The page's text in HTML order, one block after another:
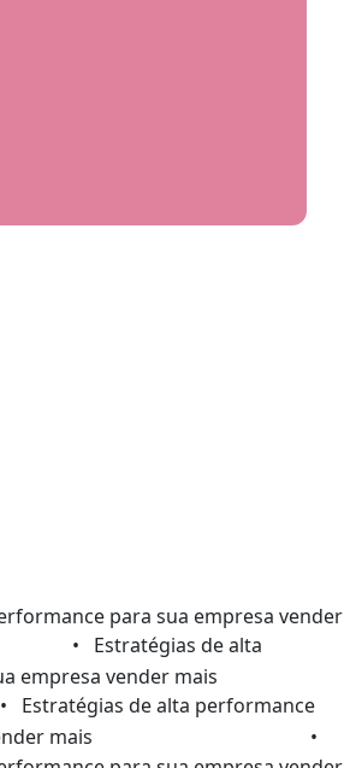
para sua empresa vender
• Estratégias de alta
empresa vender mais
de alta performance
mais
•